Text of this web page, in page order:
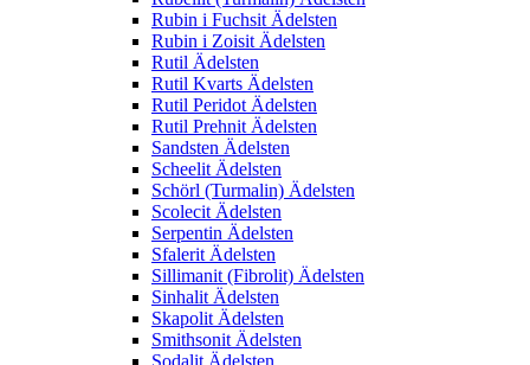
Rubin i Fuchsit Ädelsten
Rubin i Zoisit Ädelsten
Rutil Ädelsten
Rutil Kvarts Ädelsten
Rutil Peridot Ädelsten
Rutil Prehnit Ädelsten
Sandsten Ädelsten
Scheelit Ädelsten
Schörl (Turmalin) Ädelsten
Scolecit Ädelsten
Serpentin Ädelsten
Sfalerit Ädelsten
Sillimanit (Fibrolit) Ädelsten
Sinhalit Ädelsten
Skapolit Ädelsten
Smithsonit Ädelsten